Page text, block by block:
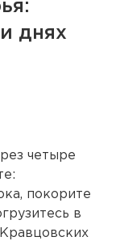
днях
четыре
покорите
в